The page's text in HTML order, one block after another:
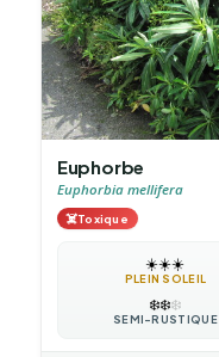
Euphorbe
Euphorbia mellifera
☠️Toxique
☀️☀️☀️
PLEIN SOLEIL
❄️❄️❄️
SEMI-RUSTIQUE